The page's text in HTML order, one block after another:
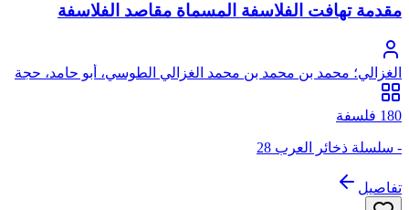
مقدمة تهافت الفلاسفة المسماة مقاصد الفلاسفة
الغزالي؛ محمد بن محمد بن محمد الغزالي الطوسي، أبو حامد، حجة
الإسلام
180 فلسفة
- سلسلة ذخائر العرب 28
تفاصيل